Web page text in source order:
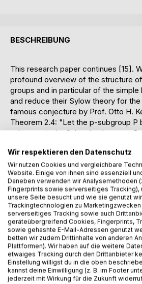
BESCHREIBUNG
This research paper continues [15].
profound overview of the structure
groups and in particular of the
and reduce their Sylow theory for
famous conjecture by Prof. Otto H.
Theorem 2.4: "Let the p-subgroup P
subgroup in the finite simple group S
of the seven rank-unbounded
is bounded in terms of P.") about the
of the 19 known families of finite
introduce a new scheme to describe
family T of types, define the rank of
emphasise the rôle of Kegel covers.
unified picture of known results
reference.
Subsequently we apply new ideas to
for the alternating groups.
Thereupon we are remembering
Wir respektieren den Datenschutz
Wir nutzen Cookies und vergleichbare
Website. Einige von ihnen sind essenziell
Daneben verwenden wir Analysemethoden
Fingerprints sowie serverseitiges Tracking),
unsere Seite besucht und wie sie genutzt
Trackingtechnologien zu
serverseitiges Tracking sowie auch
geräteübergreifend Cookies, Fingerprints,
sowie gehashte E-Mail-Adressen genutzt
betten wir zudem Drittinhalte von anderen
Plattformen). Wir haben auf die weitere
etwaiges Tracking durch den Drittanbieter
Einstellung willigst du in die oben
kannst deine Einwilligung (z. B. im Footer
jederzeit mit Wirkung für die Zukunft